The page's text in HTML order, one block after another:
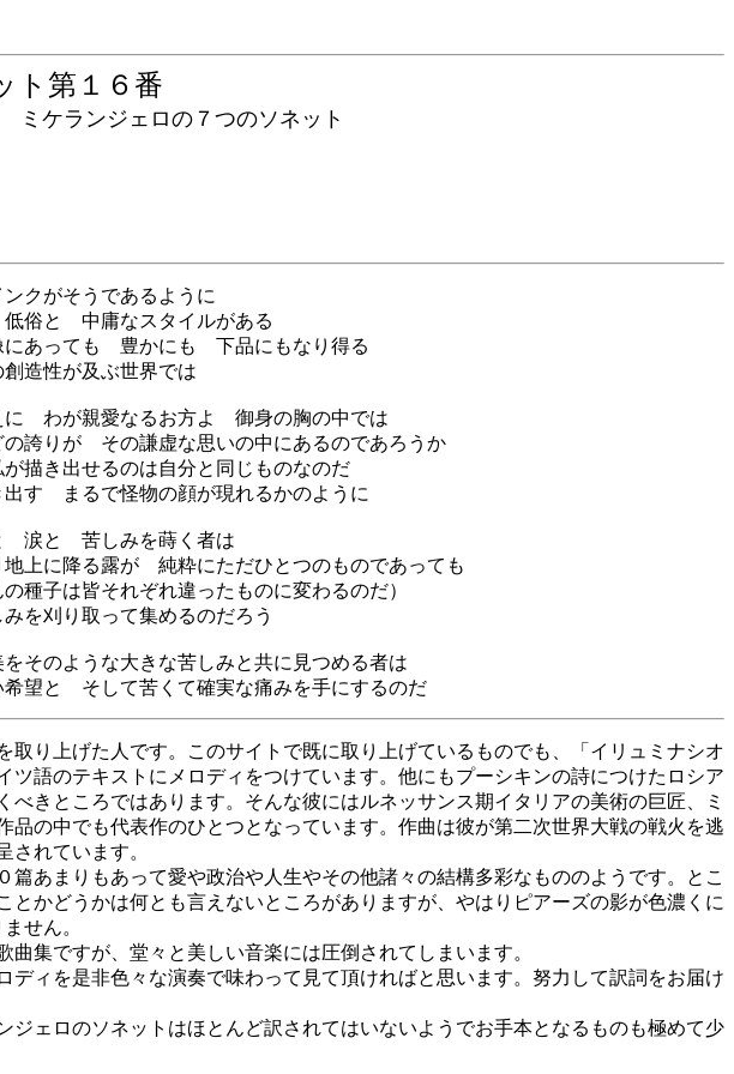
ト第１６番
ンジェロの７つのソネット
クがそうであるように
俗と 中庸なスタイルがある
にあっても 豊かにも 下品にもなり得る
造性が及ぶ世界では
に わが親愛なるお方よ 御身の胸の中では
の誇りが その謙虚な思いの中にあるのであろうか
描き出せるのは自分と同じものなのだ
出す まるで怪物の顔が現れるかのように
涙と 苦しみを蒔く者は
地上に降る露が 純粋にただひとつのものであっても
種子は皆それぞれ違ったものに変わるのだ）
を刈り取って集めるのだろう
そのような大きな苦しみと共に見つめる者は
希望と そして苦くて確実な痛みを手にするのだ
り上げた人です。このサイトで既に取り上げているものでも、「イリュミナシオ
語のテキストにメロディをつけています。他にもプーシキンの詩につけたロシア
きところではあります。そんな彼にはルネッサンス期イタリアの美術の巨匠、ミ
の中でも代表作のひとつとなっています。作曲は彼が第二次世界大戦の戦火を逃
れています。
あまりもあって愛や政治や人生やその他諸々の結構多彩なもののようです。とこ
かどうかは何とも言えないところがありますが、やはりピアーズの影が色濃くに
せん。
集ですが、堂々と美しい音楽には圧倒されてしまいます。
ィを是非色々な演奏で味わって見て頂ければと思います。努力して訳詞をお届け
ェロのソネットはほとんど訳されてはいないようでお手本となるものも極めて少